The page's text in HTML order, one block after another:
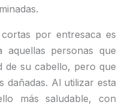
por entresaca es
aquellas personas que
de su cabello, pero que
dañadas. Al utilizar esta
más saludable, con